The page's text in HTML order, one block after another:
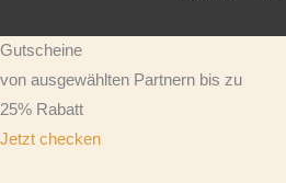
Gutscheine
von ausgewählten Partnern bis zu
25% Rabatt
Jetzt checken